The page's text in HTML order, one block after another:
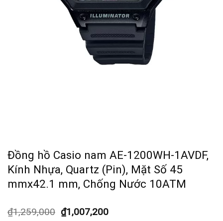
Đồng hồ Casio nam AE-1200WH-1AVDF,
Kính Nhựa, Quartz (Pin), Mặt Số 45
mmx42.1 mm, Chống Nước 10ATM
₫1,259,000 ₫1,007,200